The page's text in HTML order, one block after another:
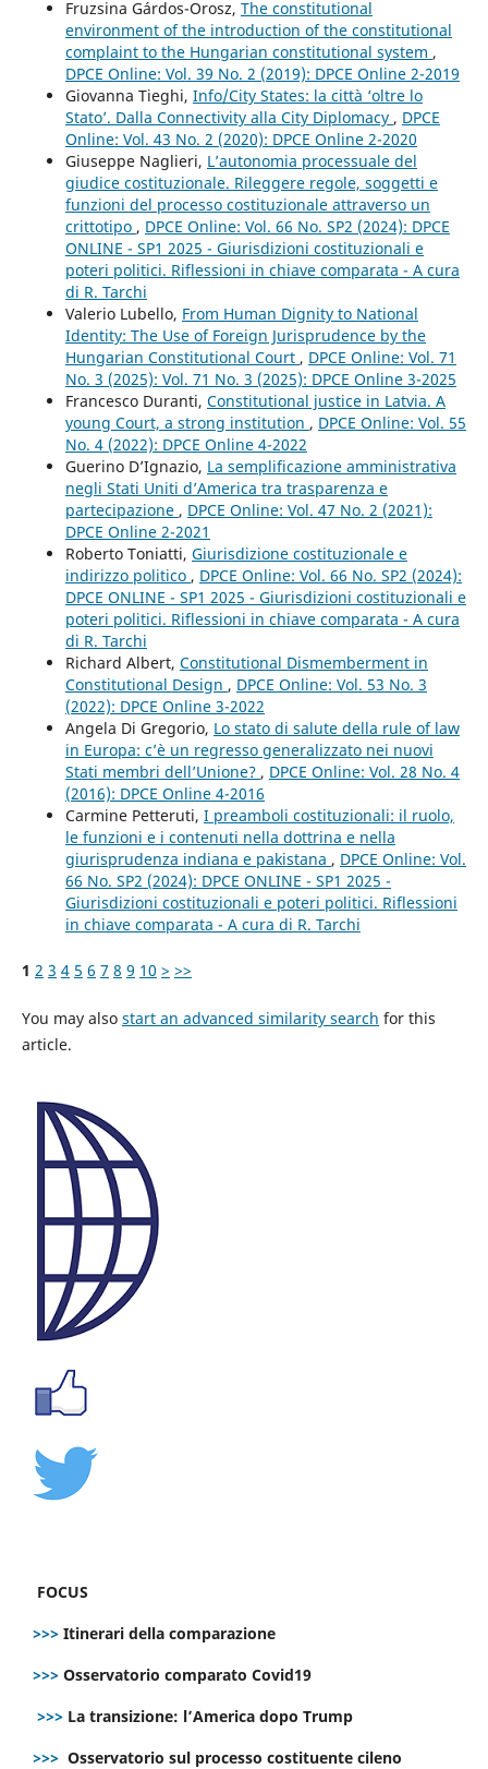
Fruzsina Gárdos-Orosz, The constitutional
environment of the introduction of the constitutional
complaint to the Hungarian constitutional system ,
DPCE Online: Vol. 39 No. 2 (2019): DPCE Online 2-2019
Giovanna Tieghi, Info/City States: la città ‘oltre lo
Stato’. Dalla Connectivity alla City Diplomacy , DPCE
Online: Vol. 43 No. 2 (2020): DPCE Online 2-2020
Giuseppe Naglieri, L’autonomia processuale del
giudice costituzionale. Rileggere regole, soggetti e
funzioni del processo costituzionale attraverso un
crittotipo , DPCE Online: Vol. 66 No. SP2 (2024): DPCE
ONLINE - SP1 2025 - Giurisdizioni costituzionali e
poteri politici. Riflessioni in chiave comparata - A cura
di R. Tarchi
Valerio Lubello, From Human Dignity to National
Identity: The Use of Foreign Jurisprudence by the
Hungarian Constitutional Court , DPCE Online: Vol. 71
No. 3 (2025): Vol. 71 No. 3 (2025): DPCE Online 3-2025
Francesco Duranti, Constitutional justice in Latvia. A
young Court, a strong institution , DPCE Online: Vol. 55
No. 4 (2022): DPCE Online 4-2022
Guerino D’Ignazio, La semplificazione amministrativa
negli Stati Uniti d’America tra trasparenza e
partecipazione , DPCE Online: Vol. 47 No. 2 (2021):
DPCE Online 2-2021
Roberto Toniatti, Giurisdizione costituzionale e
indirizzo politico , DPCE Online: Vol. 66 No. SP2 (2024):
DPCE ONLINE - SP1 2025 - Giurisdizioni costituzionali e
poteri politici. Riflessioni in chiave comparata - A cura
di R. Tarchi
Richard Albert, Constitutional Dismemberment in
Constitutional Design , DPCE Online: Vol. 53 No. 3
(2022): DPCE Online 3-2022
Angela Di Gregorio, Lo stato di salute della rule of law
in Europa: c’è un regresso generalizzato nei nuovi
Stati membri dell’Unione? , DPCE Online: Vol. 28 No. 4
(2016): DPCE Online 4-2016
Carmine Petteruti, I preamboli costituzionali: il ruolo,
le funzioni e i contenuti nella dottrina e nella
giurisprudenza indiana e pakistana , DPCE Online: Vol.
66 No. SP2 (2024): DPCE ONLINE - SP1 2025 -
Giurisdizioni costituzionali e poteri politici. Riflessioni
in chiave comparata - A cura di R. Tarchi
1 2 3 4 5 6 7 8 9 10 > >>
You may also start an advanced similarity search for this
article.
FOCUS
>>> Itinerari della comparazione
>>> Osservatorio comparato Covid19
>>> La transizione: l’America dopo Trump
>>> Osservatorio sul processo costituente cileno